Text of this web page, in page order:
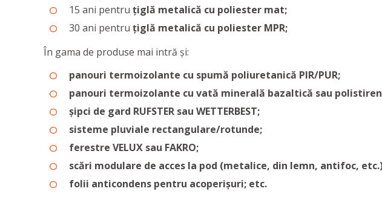
15 ani pentru țiglă metalică cu poliester mat;
30 ani pentru țiglă metalică cu poliester MPR;
În gama de produse mai intră și:
panouri termoizolante cu spumă poliuretanică PIR/PUR;
panouri termoizolante cu vată minerală bazaltică sau
șipci de gard RUFSTER sau WETTERBEST;
sisteme pluviale rectangulare/rotunde;
ferestre VELUX sau FAKRO;
scări modulare de acces la pod (metalice, din lemn, antifoc,
folii anticondens pentru acoperișuri; etc.